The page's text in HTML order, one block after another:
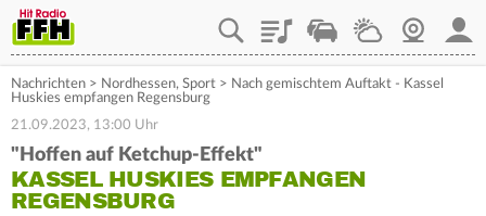
PlaylistStaupilotWetterWebcam
Nachrichten > Nordhessen, Sport > Nach gemischtem Auftakt - Kassel
Huskies empfangen Regensburg
21.09.2023, 13:00 Uhr
"Hoffen auf Ketchup-Effekt"
KASSEL HUSKIES EMPFANGEN
REGENSBURG